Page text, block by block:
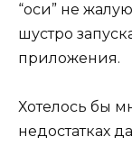
“оси” не
шустро
приложения.
Хотелось бы
недостатках